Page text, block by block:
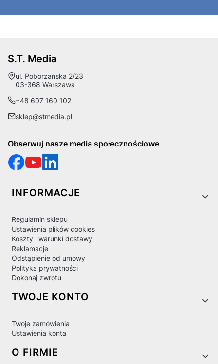
S.T. Media
Adres:
ul. Poborzańska 2/23
03-368 Warszawa
+48 607 160 102
sklep@stmedia.pl
Obserwuj nasze media społecznościowe
Linki w stopce
INFORMACJE
Regulamin sklepu
Ustawienia plików cookies
Koszty i warunki dostawy
Reklamacje
Odstąpienie od umowy
Polityka prywatności
Dokonaj zwrotu
TWOJE KONTO
Twoje zamówienia
Ustawienia konta
O FIRMIE